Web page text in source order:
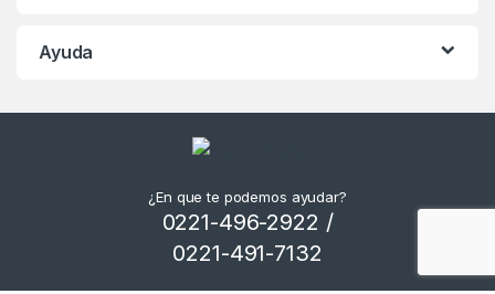
Ayuda
¿En que te podemos ayudar?
0221-496-2922 /
0221-491-7132